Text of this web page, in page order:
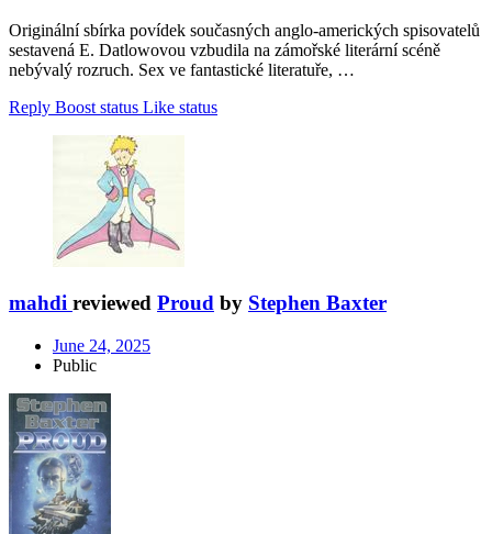
Originální sbírka povídek současných anglo-amerických spisovatelů
sestavená E. Datlowovou vzbudila na zámořské literární scéně
nebývalý rozruch. Sex ve fantastické literatuře, …
Reply Boost status Like status
mahdi reviewed Proud by Stephen Baxter
June 24, 2025
Public